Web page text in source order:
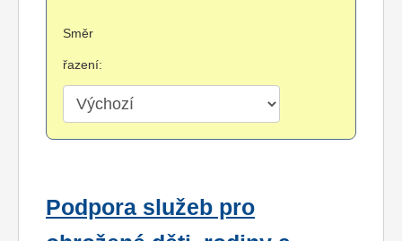
Směr
řazení:
Podpora služeb pro